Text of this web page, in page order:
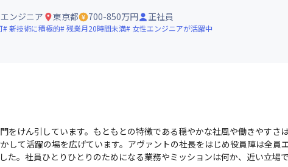
ンジニア 東京都 700-850万円 正社員
新技術に積極的 残業月20時間未満 女性エンジニアが活躍中
をけん引しています。もともとの特徴である穏やかな社風や働きやすさ
して活躍の場を広げています。アヴァントの社長をはじめ役員陣は全員
た。社員ひとりひとりのためになる業務やミッションは何か、近い立場